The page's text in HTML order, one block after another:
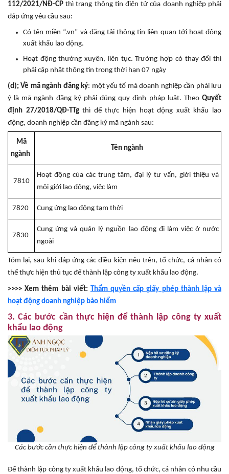
112/2021/NĐ-CP thì trang thông tin điện tử của doanh nghiệp phải
đáp ứng yêu cầu sau:
Có tên miền “.vn” và đăng tải thông tin liên quan tới hoạt động
xuất khẩu lao động.
Hoạt động thường xuyên, liên tục. Trường hợp có thay đổi thì
phải cập nhật thông tin trong thời hạn 07 ngày
(d); Về mã ngành đăng ký: một yếu tố mà doanh nghiệp cần phải lưu
ý là mã ngành đăng ký phải đúng quy định pháp luật. Theo Quyết
định 27/2018/QĐ-TTgthì để thực hiện hoạt động xuất khẩu lao
động, doanh nghiệp cần đăng ký mã ngành sau:
Mã
ngành
Tên ngành
7810
Hoạt động của các trung tâm, đại lý tư vấn, giới thiệu và
môi giới lao động, việc làm
7820 Cung ứng lao động tạm thời
7830
Cung ứng và quản lý nguồn lao động đi làm việc ở nước
ngoài
Tóm lại, sau khi đáp ứng các điều kiện nêu trên, tổ chức, cá nhân có
thể thực hiện thủ tục để thành lập công ty xuất khẩu lao động.
>>>> Xem thêm bài viết: Thẩm quyền cấp giấy phép thành lập và
hoạt động doanh nghiệp bảo hiểm
3. Các bước cần thực hiện để thành lập công ty xuất
khẩu lao động
Các bước cần thực hiện để thành lập công ty xuất khẩu lao động
Để thành lập công ty xuất khẩu lao động, tổ chức, cá nhân có nhu cầu